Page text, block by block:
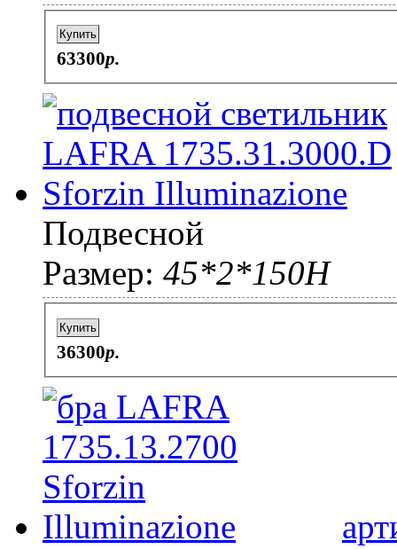
Купить
63300p.
Подвесной
Размер: 45*2*150Н
Купить
36300p.